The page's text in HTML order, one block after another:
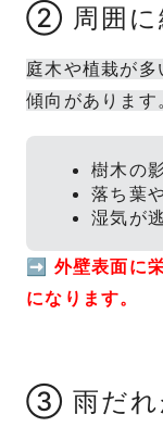
② 周囲に
庭木や植栽が
傾向があります
樹木の
落ち葉
湿気が
➡ 外壁表面に
になります。
③ 雨だれ